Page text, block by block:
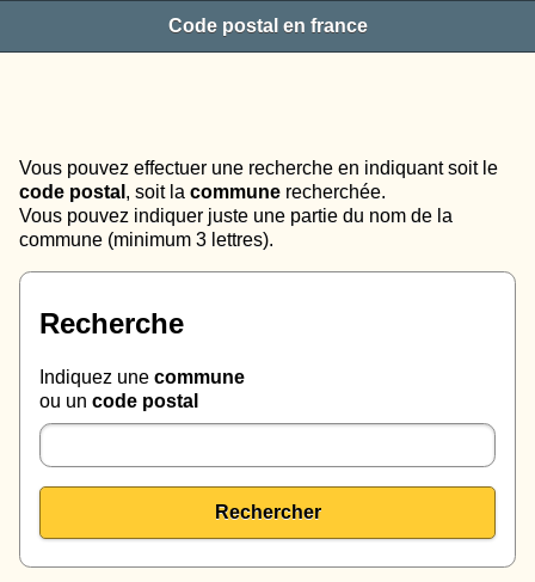
Code postal en france
Vous pouvez effectuer une recherche en indiquant soit le
code postal , soit la commune recherchée.
Vous pouvez indiquer juste une partie du nom de la
commune (minimum 3 lettres).
Recherche
Indiquez une commune
ou un code postal
Rechercher